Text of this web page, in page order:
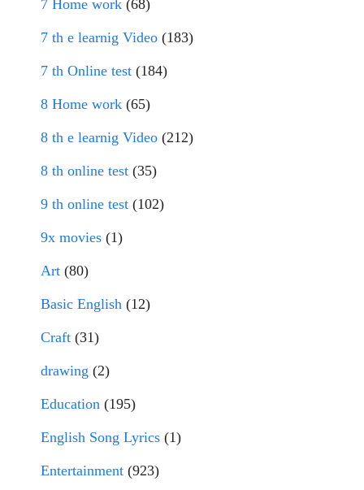
7 Home work (68)
7 th e learnig Video (183)
7 th Online test (184)
8 Home work (65)
8 th e learnig Video (212)
8 th online test (35)
9 th online test (102)
9x movies (1)
Art (80)
Basic English (12)
Craft (31)
drawing (2)
Education (195)
English Song Lyrics (1)
Entertainment (923)